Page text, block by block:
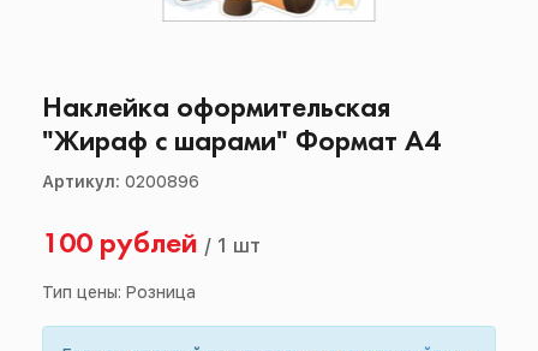
Наклейка оформительская
"Жираф с шарами" Формат А4
Артикул: 0200896
100 рублей / 1 шт
Тип цены: Розница